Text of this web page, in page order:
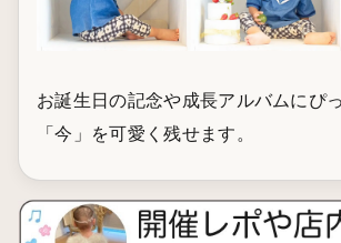
お誕生日の記念や成長アルバムにぴ
「今」を可愛く残せます。